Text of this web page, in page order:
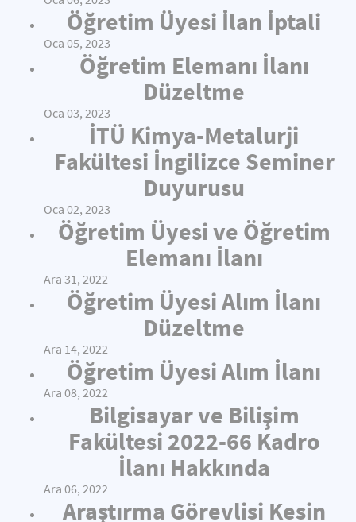
Öğretim Üyesi İlan İptali
Oca 05, 2023
Öğretim Elemanı İlanı
Düzeltme
Oca 03, 2023
İTÜ Kimya-Metalurji
Fakültesi İngilizce Seminer
Duyurusu
Oca 02, 2023
Öğretim Üyesi ve Öğretim
Elemanı İlanı
Ara 31, 2022
Öğretim Üyesi Alım İlanı
Düzeltme
Ara 14, 2022
Öğretim Üyesi Alım İlanı
Ara 08, 2022
Bilgisayar ve Bilişim
Fakültesi 2022-66 Kadro
İlanı Hakkında
Ara 06, 2022
Araştırma Görevlisi Kesin